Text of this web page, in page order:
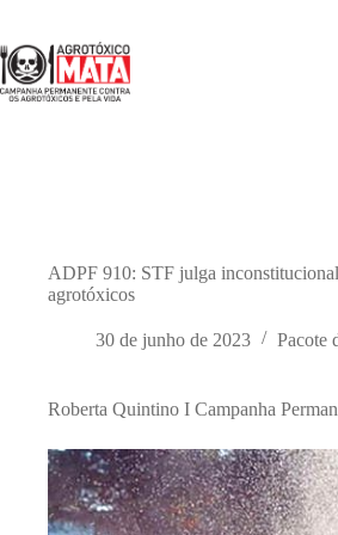
o
conteúdo
ADPF 910: STF julga
agrotóxicos
30 de junho de 2023 Pacote
Roberta Quintino I Campanha